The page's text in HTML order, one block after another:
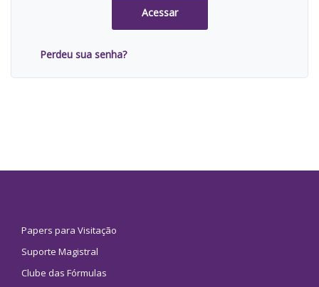
Acessar
Perdeu sua senha?
Papers para Visitação
Suporte Magistral
Clube das Fórmulas